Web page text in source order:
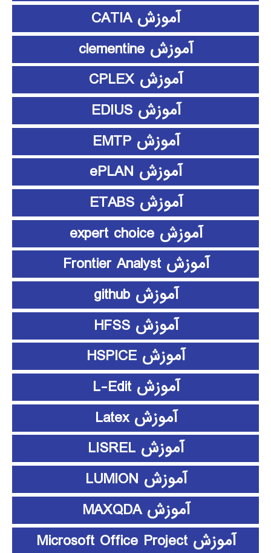
آموزش CATIA
آموزش clementine
آموزش CPLEX
آموزش EDIUS
آموزش EMTP
آموزش ePLAN
آموزش ETABS
آموزش expert choice
آموزش Frontier Analyst
آموزش github
آموزش HFSS
آموزش HSPICE
آموزش L-Edit
آموزش Latex
آموزش LISREL
آموزش LUMION
آموزش MAXQDA
آموزش Microsoft Office Project